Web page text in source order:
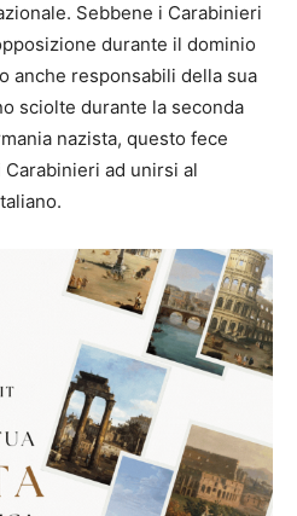
Sebbene i Carabinieri
durante il dominio
anche responsabili della sua
sciolte durante la seconda
nazista, questo fece
ad unirsi al